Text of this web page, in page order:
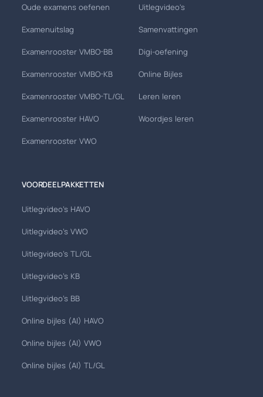
Oude examens oefenen
Examenuitslag
Examenrooster VMBO-BB
Examenrooster VMBO-KB
Examenrooster VMBO-TL/GL
Examenrooster HAVO
Examenrooster VWO
Uitlegvideo's
Samenvattingen
Digi-oefening
Online Bijles
Leren leren
Woordjes leren
VOORDEELPAKKETTEN
Uitlegvideo's HAVO
Uitlegvideo's VWO
Uitlegvideo's TL/GL
Uitlegvideo's KB
Uitlegvideo's BB
Online bijles (AI) HAVO
Online bijles (AI) VWO
Online bijles (AI) TL/GL